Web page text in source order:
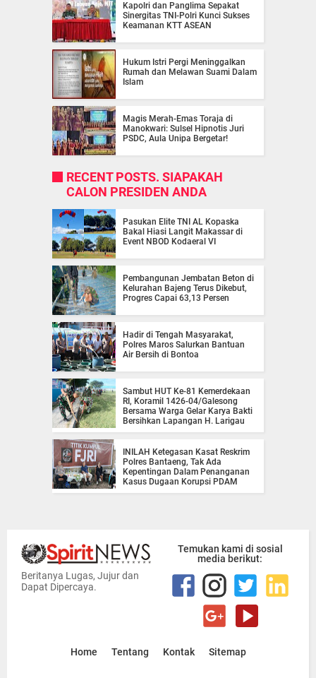
Kapolri dan Panglima Sepakat
Sinergitas TNI-Polri Kunci Sukses
Keamanan KTT ASEAN
Hukum Istri Pergi Meninggalkan
Rumah dan Melawan Suami Dalam
Islam
Magis Merah-Emas Toraja di
Manokwari: Sulsel Hipnotis Juri
PSDC, Aula Unipa Bergetar!
RECENT POSTS. SIAPAKAH
CALON PRESIDEN ANDA
Pasukan Elite TNI AL Kopaska
Bakal Hiasi Langit Makassar di
Event NBOD Kodaeral VI
Pembangunan Jembatan Beton di
Kelurahan Bajeng Terus Dikebut,
Progres Capai 63,13 Persen
Hadir di Tengah Masyarakat,
Polres Maros Salurkan Bantuan
Air Bersih di Bontoa
Sambut HUT Ke-81 Kemerdekaan
RI, Koramil 1426-04/Galesong
Bersama Warga Gelar Karya Bakti
Bersihkan Lapangan H. Larigau
INILAH Ketegasan Kasat Reskrim
Polres Bantaeng, Tak Ada
Kepentingan Dalam Penanganan
Kasus Dugaan Korupsi PDAM
Beritanya Lugas, Jujur dan
Dapat Dipercaya.
Temukan kami di sosial
media berikut:
Home Tentang Kontak Sitemap